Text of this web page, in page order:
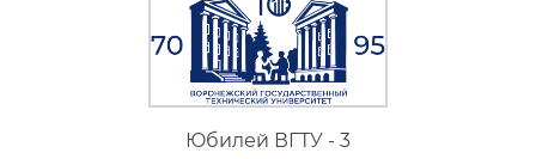
Юбилей ВГТУ - 3